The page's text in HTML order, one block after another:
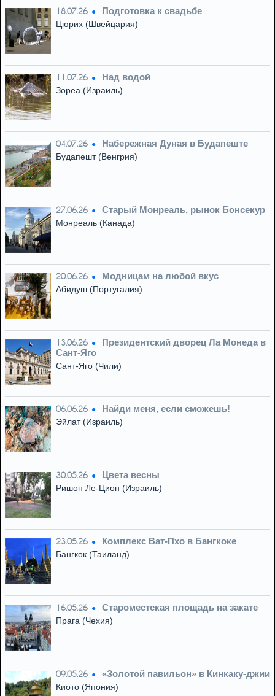
18.07.26 Подготовка к свадьбе
Цюрих (Швейцария)
11.07.26 Над водой
Зореа (Израиль)
04.07.26 Набережная Дуная в Будапеште
Будапешт (Венгрия)
27.06.26 Старый Монреаль, рынок Бонсекур
Монреаль (Канада)
20.06.26 Модницам на любой вкус
Абидуш (Португалия)
13.06.26
Президентский дворец Ла Монеда в
Сант-Яго
Сант-Яго (Чили)
06.06.26 Найди меня, если сможешь!
Эйлат (Израиль)
30.05.26 Цвета весны
Ришон Ле-Цион (Израиль)
23.05.26 Комплекс Ват-Пхо в Бангкоке
Бангкок (Таиланд)
16.05.26 Староместская площадь на закате
Прага (Чехия)
09.05.26 «Золотой павильон» в Кинкаку-джии
Киото (Япония)